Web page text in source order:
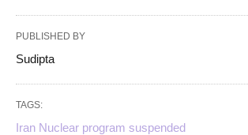
PUBLISHED BY
Sudipta
TAGS:
Iran Nuclear program suspended